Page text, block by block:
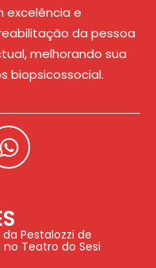
excelência e
da pessoa
melhorando sua
biopsicossocial.
Pestalozzi de
Teatro do Sesi